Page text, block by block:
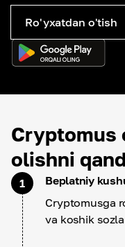
Ro'yxatdan o'tish
Cryptomus
olishni
1
Beplatniy
Cryptomusga
va koshik